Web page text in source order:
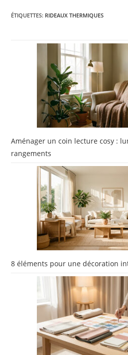
ÉTIQUETTES: RIDEAUX THERMIQUES
Aménager un coin lecture cosy :
rangements
8 éléments pour une décoration